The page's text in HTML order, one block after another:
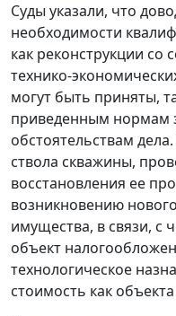
Суды указали, что
необходимости
как реконструкции
технико-
могут быть приняты,
приведенным нормам
обстоятельствам
ствола скважины,
восстановления ее
возникновению
имущества, в связи, с
объект
технологическое
стоимость как